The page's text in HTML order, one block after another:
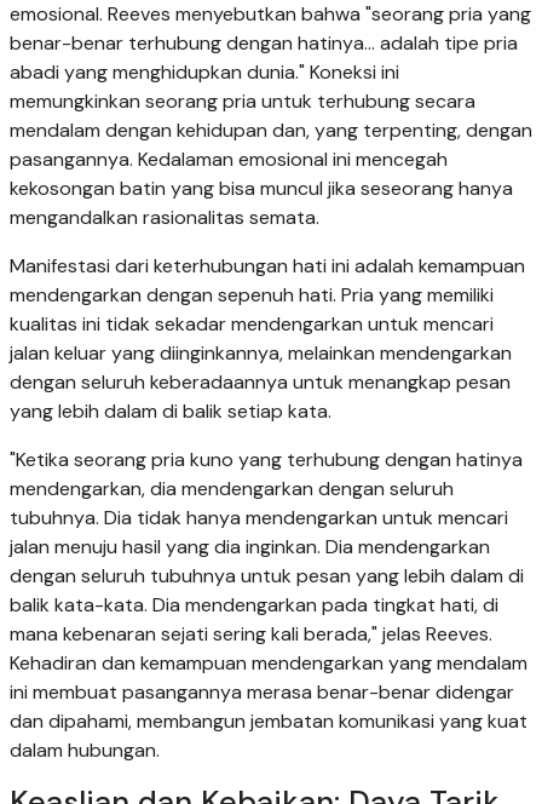
emosional. Reeves menyebutkan bahwa "seorang pria yang
benar-benar terhubung dengan hatinya... adalah tipe pria
abadi yang menghidupkan dunia." Koneksi ini
memungkinkan seorang pria untuk terhubung secara
mendalam dengan kehidupan dan, yang terpenting, dengan
pasangannya. Kedalaman emosional ini mencegah
kekosongan batin yang bisa muncul jika seseorang hanya
mengandalkan rasionalitas semata.
Manifestasi dari keterhubungan hati ini adalah kemampuan
mendengarkan dengan sepenuh hati. Pria yang memiliki
kualitas ini tidak sekadar mendengarkan untuk mencari
jalan keluar yang diinginkannya, melainkan mendengarkan
dengan seluruh keberadaannya untuk menangkap pesan
yang lebih dalam di balik setiap kata.
"Ketika seorang pria kuno yang terhubung dengan hatinya
mendengarkan, dia mendengarkan dengan seluruh
tubuhnya. Dia tidak hanya mendengarkan untuk mencari
jalan menuju hasil yang dia inginkan. Dia mendengarkan
dengan seluruh tubuhnya untuk pesan yang lebih dalam di
balik kata-kata. Dia mendengarkan pada tingkat hati, di
mana kebenaran sejati sering kali berada," jelas Reeves.
Kehadiran dan kemampuan mendengarkan yang mendalam
ini membuat pasangannya merasa benar-benar didengar
dan dipahami, membangun jembatan komunikasi yang kuat
dalam hubungan.